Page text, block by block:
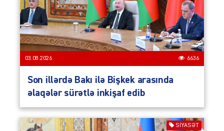
03.08.2026 6636
Son illərdə Bakı ilə Bişkek arasında
əlaqələr sürətlə inkişaf edib
SIYASƏT